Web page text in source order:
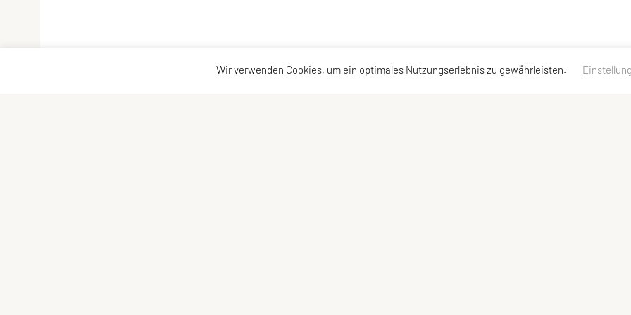
Wir verwenden Cookies, um ein optimales Nutzungserlebnis zu gewährleisten.